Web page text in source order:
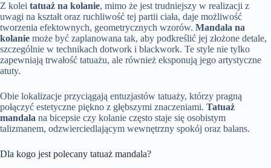
Z kolei tatuaż na kolanie, mimo że jest trudniejszy w realizacji z
uwagi na kształt oraz ruchliwość tej partii ciała, daje możliwość
tworzenia efektownych, geometrycznych wzorów. Mandala na
kolanie może być zaplanowana tak, aby podkreślić jej złożone detale,
szczególnie w technikach dotwork i blackwork. Te style nie tylko
zapewniają trwałość tatuażu, ale również eksponują jego artystyczne
atuty.
Obie lokalizacje przyciągają entuzjastów tatuaży, którzy pragną
połączyć estetyczne piękno z głębszymi znaczeniami. Tatuaż
mandala na bicepsie czy kolanie często staje się osobistym
talizmanem, odzwierciedlającym wewnętrzny spokój oraz balans.
Dla kogo jest polecany tatuaż mandala?